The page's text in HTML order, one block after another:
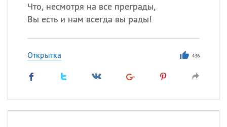
Что, несмотря на все преграды,
Вы есть и нам всегда вы рады!
Открытка 436